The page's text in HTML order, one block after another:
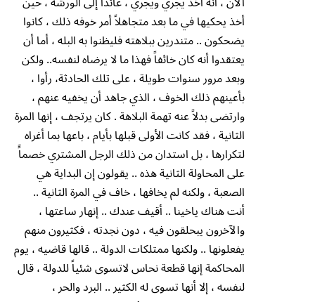
أخذ يحكيها في ما بعد متجاهلاً أمر خوفه ذلك ، كانوا
يضحكون .. متندرين ببلاهته فليظنوا به البله ، أما أن
يعتقدوا أنه كان خائفاً فهذا ما لا يرضاه لنفسه.. ولكن
وبعد مرور سنوات طويلة ، على تلك الحادثة، رأوا ،
بأعينهم ذلك الخوف ، الذي جاهد أن يخفيه عنهم ،
وارتضى بدلاً عنه تهمة البلاهة . كان يرتجف ، إنها المرة
الثانية ، فقد كانت الأولى قبلها بأيام ، باعها بما أغراه
لتكرارها ، بل استدان من ذلك الرجل المشتري خصماًَ
على المحاولة الثانية هذه .. يقولون إن البداية هي
الصعبة ، ولكنه لم يخافها ، خاف في المرة الثانية ..
أنت هناك ياخينا .. أقيف عندك .. إنهار ساعتها ،
والآخرون يبحلقون فيه ، دون نجدته ، فكثيرون منهم
يفعلونها .. ولكنها ممتلكات الدولة .. قالها قاضيه ، يوم
المحاكمة إنها قطعة نحاس لاتسوى شئياً للدولة ، قال
لنفسه ، إلا أنها تسوى له الكثير .. البرد والحر ،